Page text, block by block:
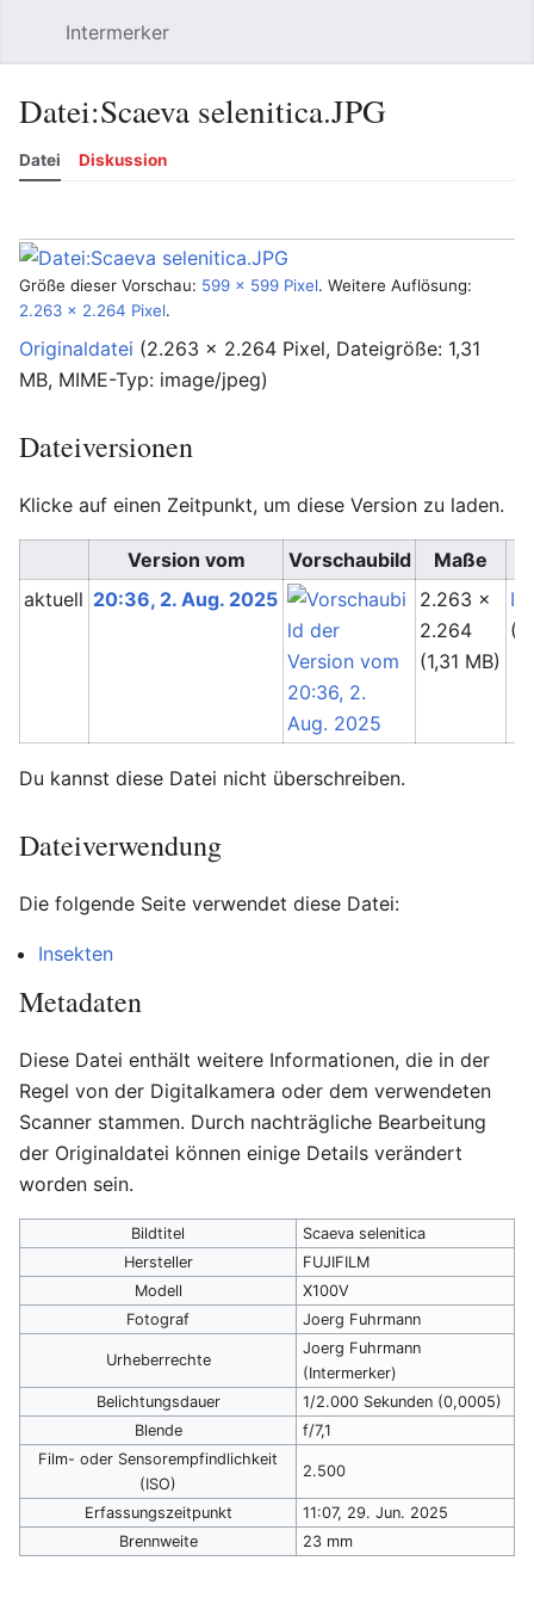
Intermerker
Datei:Scaeva selenitica.JPG
Datei Diskussion
Größe dieser Vorschau: 599 × 599 Pixel. Weitere Auflösung:
2.263 × 2.264 Pixel.
Originaldatei (2.263 × 2.264 Pixel, Dateigröße: 1,31
MB, MIME-Typ: image/jpeg)
Dateiversionen
Klicke auf einen Zeitpunkt, um diese Version zu laden.
Version vom Vorschaubild
Maße
aktuell 20:36, 2. Aug. 2025
2.263 ×
2.264
(1,31 MB)
(
Du kannst diese Datei nicht überschreiben.
Dateiverwendung
Die folgende Seite verwendet diese Datei:
Insekten
Metadaten
Diese Datei enthält weitere Informationen, die in der
Regel von der Digitalkamera oder dem verwendeten
Scanner stammen. Durch nachträgliche Bearbeitung
der Originaldatei können einige Details verändert
worden sein.
Bildtitel
Scaeva selenitica
Hersteller
FUJIFILM
Modell
X100V
Fotograf
Joerg Fuhrmann
Urheberrechte
Joerg Fuhrmann
(Intermerker)
Belichtungsdauer
1/2.000 Sekunden (0,0005)
Blende
f/7,1
Film- oder Sensorempfindlichkeit
(ISO)
2.500
Erfassungszeitpunkt
11:07, 29. Jun. 2025
Brennweite
23 mm